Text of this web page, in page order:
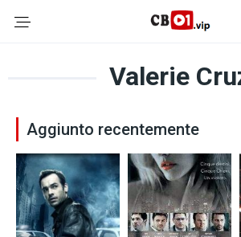
Valerie
Aggiunto recentemente